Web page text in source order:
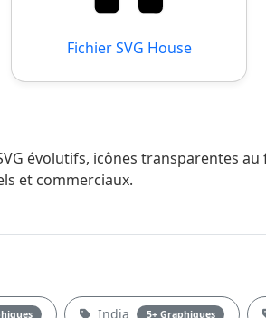
Fichier SVG House
évolutifs, icônes transparentes au
et commerciaux.
India 5+ Graphiques